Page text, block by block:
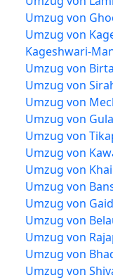
Umzug von
Umzug von
Kageshwari-
Umzug von
Umzug von
Umzug von
Umzug von
Umzug von
Umzug von
Umzug von
Umzug von
Umzug von
Umzug von
Umzug von
Umzug von
Umzug von